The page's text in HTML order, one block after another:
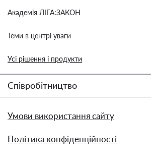
Академія ЛІГА:ЗАКОН
Теми в центрі уваги
Усі рішення і продукти
Співробітництво
Умови використання сайту
Політика конфіденційності